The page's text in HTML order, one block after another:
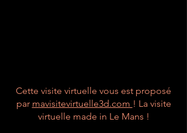
Cette visite virtuelle vous est proposé
par mavisitevirtuelle3d.com ! La visite
virtuelle made in Le Mans !